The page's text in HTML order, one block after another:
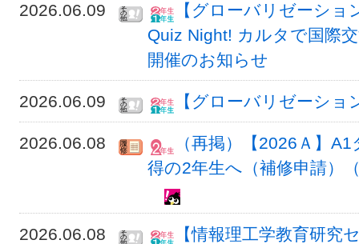
2026.06.09
【グローバリゼーシ
Quiz Night! カルタで国際
開催のお知らせ
2026.06.09 【グローバリゼーシ
2026.06.08
（再掲）【2026Ａ】
得の2年生へ（補修申請）
2026.06.08
【情報理工学教育研究